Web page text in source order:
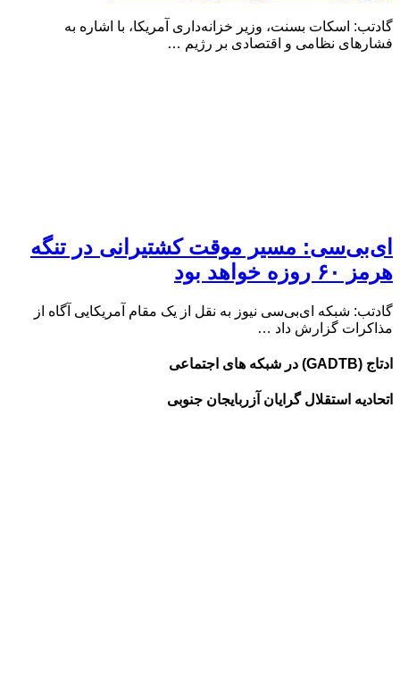
گادتب: اسکات بسنت، وزیر خزانه‌داری آمریکا، با اشاره به
فشارهای نظامی و اقتصادی بر رژیم …
ای‌بی‌سی: مسیر موقت کشتیرانی در تنگه
هرمز ۶۰ روزه خواهد بود
گادتب: شبکه ای‌بی‌سی نیوز به نقل از یک مقام آمریکایی آگاه از
مذاکرات گزارش داد …
ادتاج (GADTB) در شبکه های اجتماعی
اتحادیه استقلال گرایان آزربایجان جنوبی